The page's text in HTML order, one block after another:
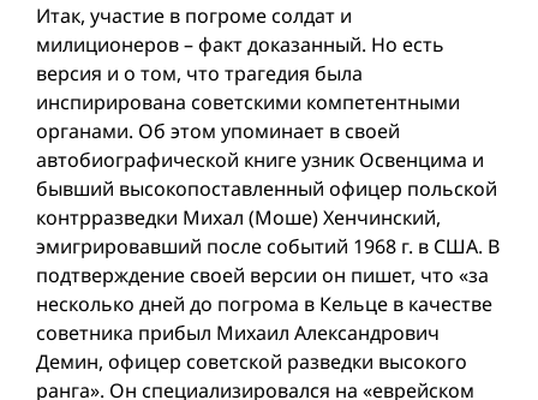
Итак, участие в погроме солдат и
милиционеров – факт доказанный. Но есть
версия и о том, что трагедия была
инспирирована советскими компетентными
органами. Об этом упоминает в своей
автобиографической книге узник Освенцима и
бывший высокопоставленный офицер польской
контрразведки Михал (Моше) Хенчинский,
эмигрировавший после событий 1968 г. в США. В
подтверждение своей версии он пишет, что «за
несколько дней до погрома в Кельце в качестве
советника прибыл Михаил Александрович
Демин, офицер советской разведки высокого
ранга». Он специализировался на «еврейском